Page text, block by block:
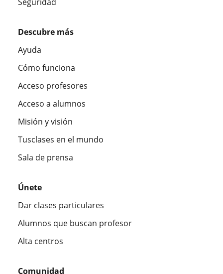
Descubre más
Ayuda
Cómo funciona
Acceso profesores
Acceso a alumnos
Misión y visión
Tusclases en el mundo
Sala de prensa
Únete
Dar clases particulares
Alumnos que buscan profesor
Alta centros
Comunidad